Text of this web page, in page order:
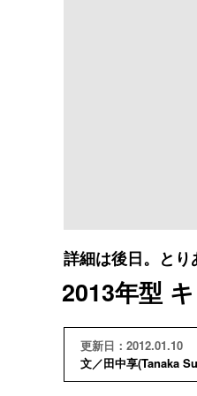
詳細は後日。と
2013年型
更新日：2012.01.10
文／田中享(Tanaka